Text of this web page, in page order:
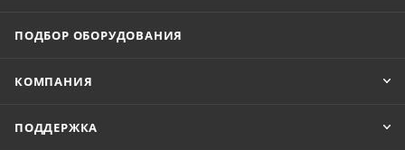
ПОДБОР ОБОРУДОВАНИЯ
КОМПАНИЯ
ПОДДЕРЖКА